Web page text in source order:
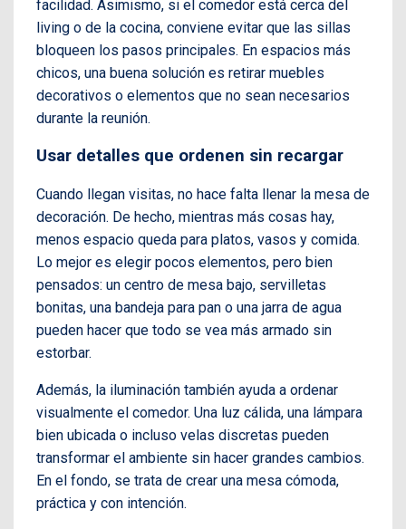
facilidad. Asimismo, si el comedor está cerca del
living o de la cocina, conviene evitar que las sillas
bloqueen los pasos principales. En espacios más
chicos, una buena solución es retirar muebles
decorativos o elementos que no sean necesarios
durante la reunión.
Usar detalles que ordenen sin recargar
Cuando llegan visitas, no hace falta llenar la mesa de
decoración. De hecho, mientras más cosas hay,
menos espacio queda para platos, vasos y comida.
Lo mejor es elegir pocos elementos, pero bien
pensados: un centro de mesa bajo, servilletas
bonitas, una bandeja para pan o una jarra de agua
pueden hacer que todo se vea más armado sin
estorbar.
Además, la iluminación también ayuda a ordenar
visualmente el comedor. Una luz cálida, una lámpara
bien ubicada o incluso velas discretas pueden
transformar el ambiente sin hacer grandes cambios.
En el fondo, se trata de crear una mesa cómoda,
práctica y con intención.